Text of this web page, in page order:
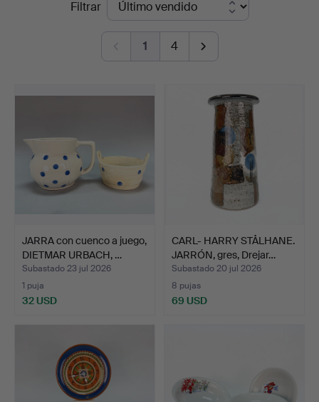
Auktionshus
Filtrar
1 4
JARRA con cuenco a juego,
DIETMAR URBACH, …
Subastado 23 jul 2026
1 puja
32 USD
CARL- HARRY STÅLHANE.
JARRÓN, gres, Drejar…
Subastado 20 jul 2026
8 pujas
69 USD